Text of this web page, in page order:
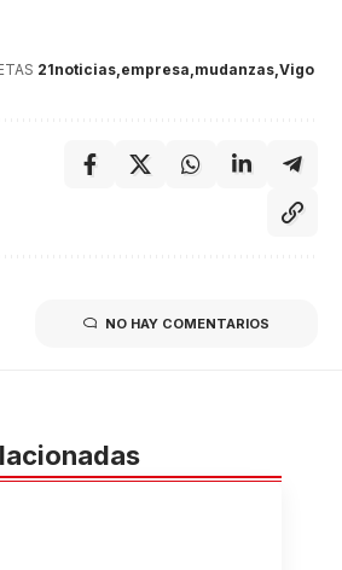
21noticias empresa mudanzas Vigo
NO HAY COMENTARIOS